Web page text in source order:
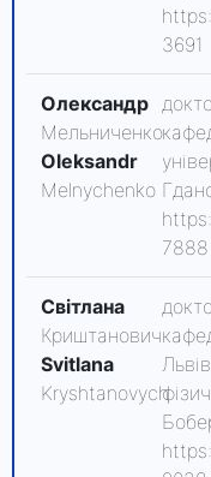
3691
Олександр
Мельниченко
Oleksandr
Melnychenko
7888
Світлана
Криштанович
Svitlana
Kryshtanovych